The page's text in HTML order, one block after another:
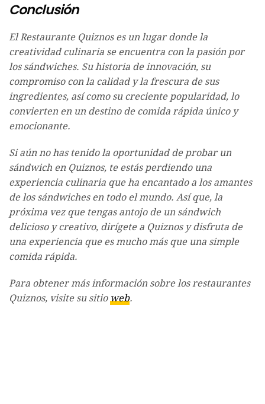
Conclusión
El Restaurante Quiznos es un lugar donde la
creatividad culinaria se encuentra con la pasión por
los sándwiches. Su historia de innovación, su
compromiso con la calidad y la frescura de sus
ingredientes, así como su creciente popularidad, lo
convierten en un destino de comida rápida único y
emocionante.
Si aún no has tenido la oportunidad de probar un
sándwich en Quiznos, te estás perdiendo una
experiencia culinaria que ha encantado a los amantes
de los sándwiches en todo el mundo. Así que, la
próxima vez que tengas antojo de un sándwich
delicioso y creativo, dirígete a Quiznos y disfruta de
una experiencia que es mucho más que una simple
comida rápida.
Para obtener más información sobre los restaurantes
Quiznos, visite su sitioweb.